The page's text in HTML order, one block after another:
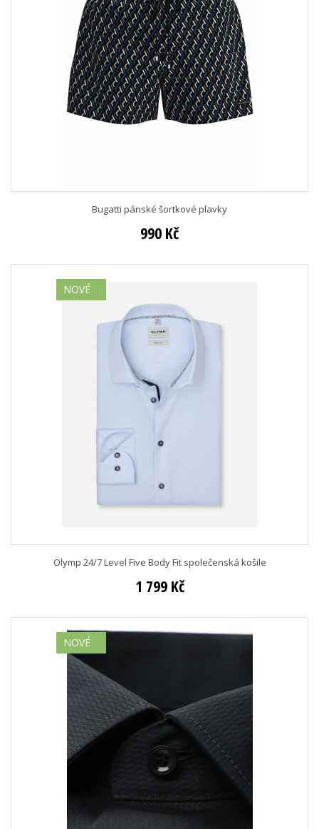
Bugatti pánské šortkové plavky
990 Kč
NOVÉ
Olymp 24/7 Level Five Body Fit společenská košile
1 799 Kč
NOVÉ